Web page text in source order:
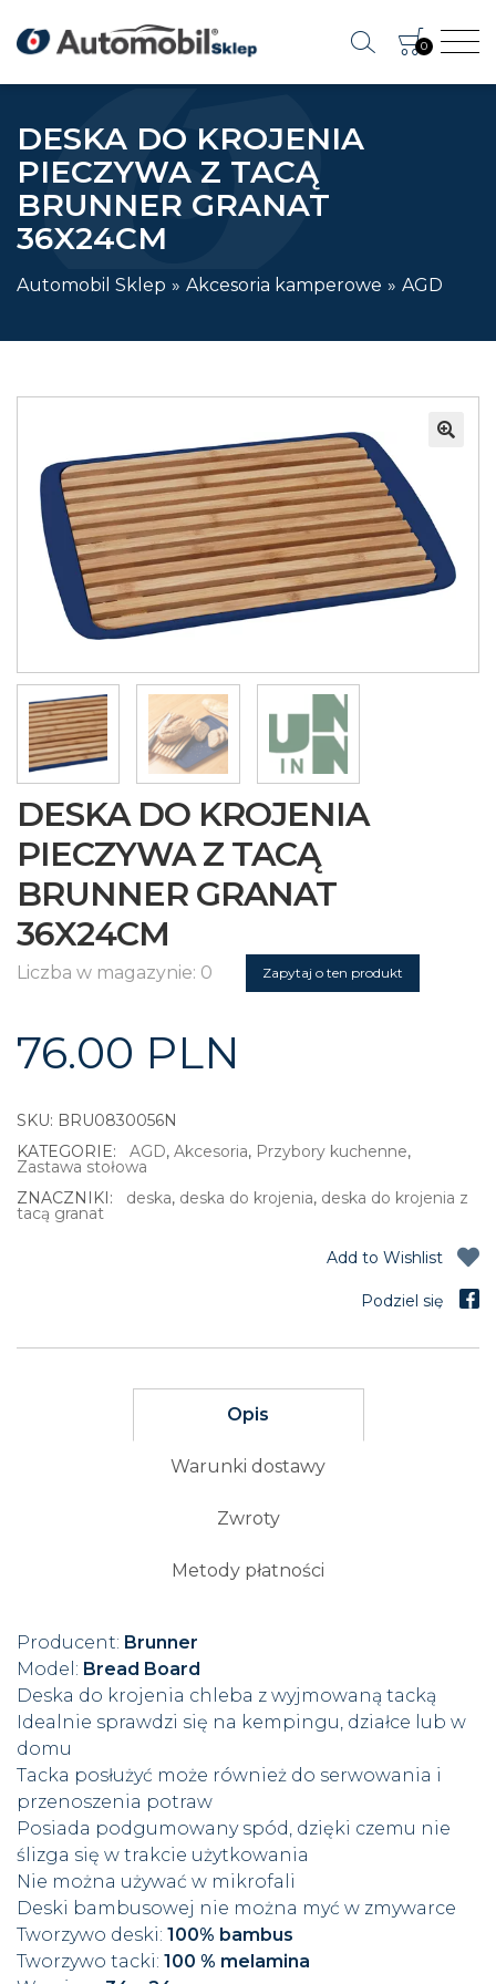
0
DESKA DO KROJENIA
PIECZYWA Z TACĄ
BRUNNER GRANAT
36X24CM
Automobil Sklep Akcesoria kamperowe AGD
DESKA DO KROJENIA
PIECZYWA Z TACĄ
BRUNNER GRANAT
36X24CM
76.00 PLN
Liczba w magazynie: 0 Zapytaj o ten produkt
Add to Wishlist
SKU: BRU0830056N
KATEGORIE:
AGD, Akcesoria, Przybory kuchenne,
Zastawa stołowa
ZNACZNIKI:
deska, deska do krojenia, deska do krojenia z
tacą granat
Opis
Warunki dostawy
Zwroty
Metody płatności
Producent: Brunner
Model: Bread Board
Deska do krojenia chleba z wyjmowaną tacką
Idealnie sprawdzi się na kempingu, działce lub w
domu
Tacka posłużyć może również do serwowania i
przenoszenia potraw
Posiada podgumowany spód, dzięki czemu nie
ślizga się w trakcie użytkowania
Nie można używać w mikrofali
Deski bambusowej nie można myć w zmywarce
Tworzywo deski: 100% bambus
Tworzywo tacki: 100 % melamina